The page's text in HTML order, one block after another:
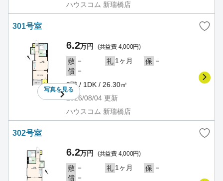
ハウスコム 新瑞橋店
301号室
写真を見る
6.2万円 (共益費 4,000円)
敷 － 礼 1ヶ月 保 －
償 －
3階 / 1DK / 26.30㎡
2026/08/04 更新
ハウスコム 新瑞橋店
302号室
6.2万円 (共益費 4,000円)
敷 － 礼 1ヶ月 保 －
償 －